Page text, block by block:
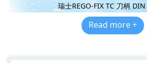
瑞士REGO-FIX TC 刀柄
Read more +